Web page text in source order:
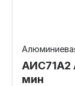
АИС71А2
мин